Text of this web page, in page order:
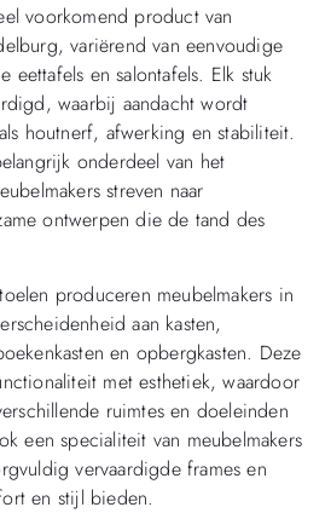
voorkomend product van
variërend van eenvoudige
eettafels en salontafels. Elk stuk
waarbij aandacht wordt
houtnerf, afwerking en stabiliteit.
onderdeel van het
streven naar
ontwerpen die de tand des
produceren meubelmakers in
aan kasten,
en opbergkasten. Deze
met esthetiek, waardoor
ruimtes en doeleinden
een specialiteit van meubelmakers
vervaardigde frames en
en stijl bieden.